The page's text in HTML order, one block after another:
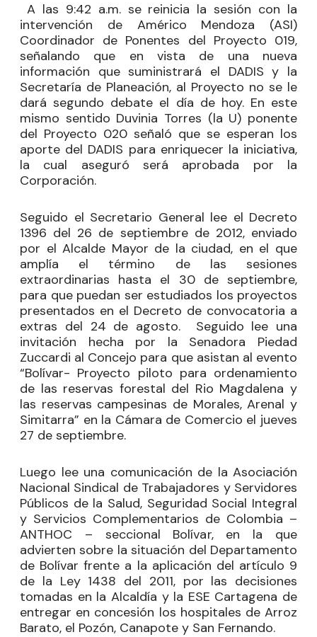
A las 9:42 a.m. se reinicia la sesión con la
intervención de Américo Mendoza (ASI)
Coordinador de Ponentes del Proyecto 019,
señalando que en vista de una nueva
información que suministrará el DADIS y la
Secretaría de Planeación, al Proyecto no se le
dará segundo debate el día de hoy. En este
mismo sentido Duvinia Torres (la U) ponente
del Proyecto 020 señaló que se esperan los
aporte del DADIS para enriquecer la iniciativa,
la cual aseguró será aprobada por la
Corporación.
Seguido el Secretario General lee el Decreto
1396 del 26 de septiembre de 2012, enviado
por el Alcalde Mayor de la ciudad, en el que
amplía el término de las sesiones
extraordinarias hasta el 30 de septiembre,
para que puedan ser estudiados los proyectos
presentados en el Decreto de convocatoria a
extras del 24 de agosto. Seguido lee una
invitación hecha por la Senadora Piedad
Zuccardi al Concejo para que asistan al evento
“Bolívar- Proyecto piloto para ordenamiento
de las reservas forestal del Rio Magdalena y
las reservas campesinas de Morales, Arenal y
Simitarra” en la Cámara de Comercio el jueves
27 de septiembre.
Luego lee una comunicación de la Asociación
Nacional Sindical de Trabajadores y Servidores
Públicos de la Salud, Seguridad Social Integral
y Servicios Complementarios de Colombia –
ANTHOC – seccional Bolívar, en la que
advierten sobre la situación del Departamento
de Bolívar frente a la aplicación del artículo 9
de la Ley 1438 del 2011, por las decisiones
tomadas en la Alcaldía y la ESE Cartagena de
entregar en concesión los hospitales de Arroz
Barato, el Pozón, Canapote y San Fernando.